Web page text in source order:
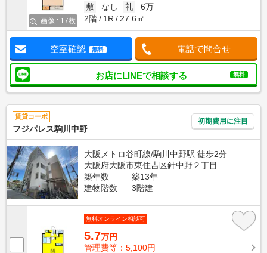
画像 : 17枚
敷
なし 礼
6万
2階
1R 27.6㎡
空室確認 無料 電話で問合せ
お店にLINEで相談する 無料
賃貸コーポ
フジパレス駒川中野
初期費用に注目
大阪メトロ谷町線/駒川中野駅 徒歩2分
大阪府大阪市東住吉区針中野２丁目
築年数
築13年
建物階数
3階建
無料オンライン相談可
5.7万円
管理費等：5,100円